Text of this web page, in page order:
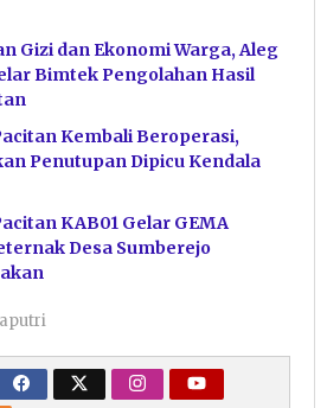
Gizi dan Ekonomi Warga, Aleg
Bimtek Pengolahan Hasil
Kembali Beroperasi,
Penutupan Dipicu Kendala
KAB01 Gelar GEMA
Desa Sumberejo